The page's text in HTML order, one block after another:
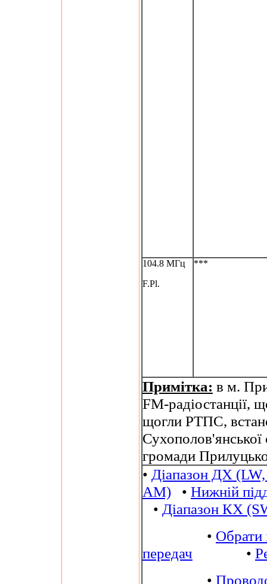
104.8 МГц
F.Pl.
***
Примітка: в м.
FM-радіостанції,
щогли РТПС,
Сухополов'янської
громади
• Діапазон ДХ
AM) • Нижній
• Діапазон КХ
• Обрати
передач •
•